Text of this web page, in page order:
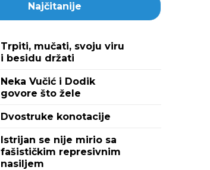
Najčitanije
Trpiti, mučati, svoju viru
i besidu držati
Neka Vučić i Dodik
govore što žele
Dvostruke konotacije
Istrijan se nije mirio sa
fašističkim represivnim
nasiljem